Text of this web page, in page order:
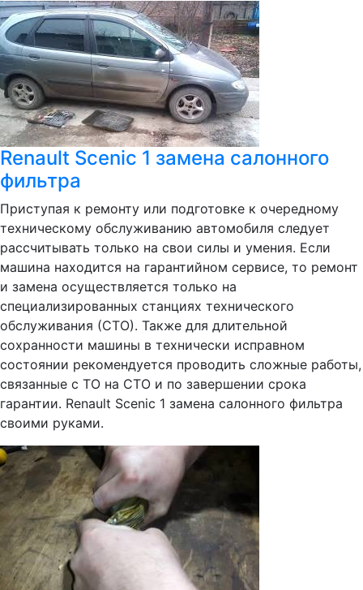
Renault Scenic 1 замена салонного
фильтра
Приступая к ремонту или подготовке к очередному
техническому обслуживанию автомобиля следует
рассчитывать только на свои силы и умения. Если
машина находится на гарантийном сервисе, то ремонт
и замена осуществляется только на
специализированных станциях технического
обслуживания (СТО). Также для длительной
сохранности машины в технически исправном
состоянии рекомендуется проводить сложные работы,
связанные с ТО на СТО и по завершении срока
гарантии. Renault Scenic 1 замена салонного фильтра
своими руками.